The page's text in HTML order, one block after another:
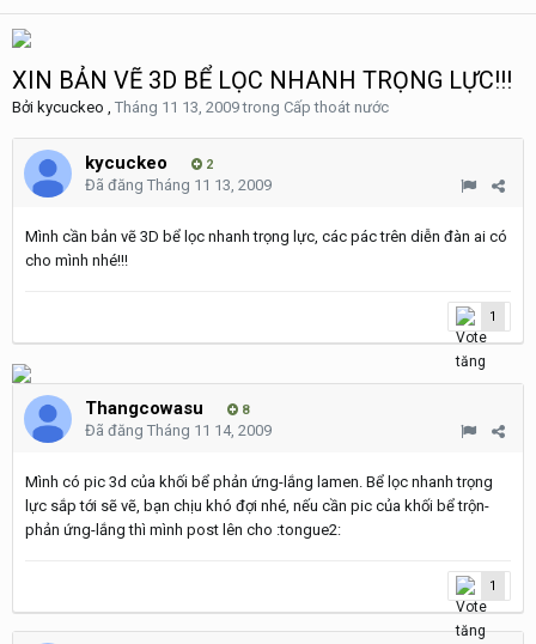
XIN BẢN VẼ 3D BỂ LỌC NHANH TRỌNG LỰC!!!
Bởi kycuckeo , Tháng 11 13, 2009trong Cấp thoát nước
kycuckeo 2
Đã đăng Tháng 11 13, 2009
Mình cần bản vẽ 3D bể lọc nhanh trọng lực, các pác trên diễn đàn ai có
cho mình nhé!!!
1
Thangcowasu 8
Đã đăng Tháng 11 14, 2009
Mình có pic 3d của khối bể phản ứng-lắng lamen. Bể lọc nhanh trọng
lực sắp tới sẽ vẽ, bạn chịu khó đợi nhé, nếu cần pic của khối bể trộn-
phản ứng-lắng thì mình post lên cho :tongue2:
1